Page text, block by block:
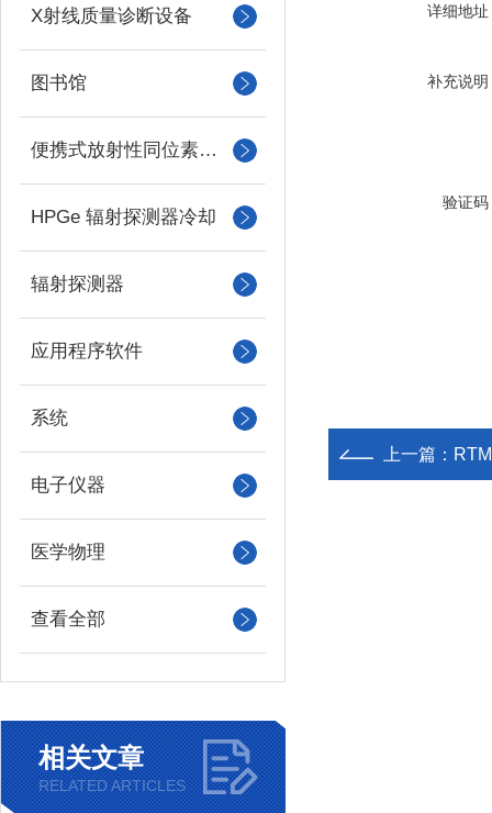
X射线质量诊断设备
图书馆
便携式放射性同位素识别装置 （RIID）
HPGe 辐射探测器冷却
辐射探测器
应用程序软件
系统
电子仪器
医学物理
查看全部
相关文章
RELATED ARTICLES
详细地址
补充说明
验证码
上一篇：